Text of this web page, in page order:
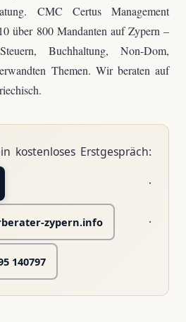
CMC Certus Management
über 800 Mandanten auf Zypern –
Buchhaltung, Non-Dom,
Themen. Wir beraten auf
kostenloses Erstgespräch:
·
zypern.info ·
140797